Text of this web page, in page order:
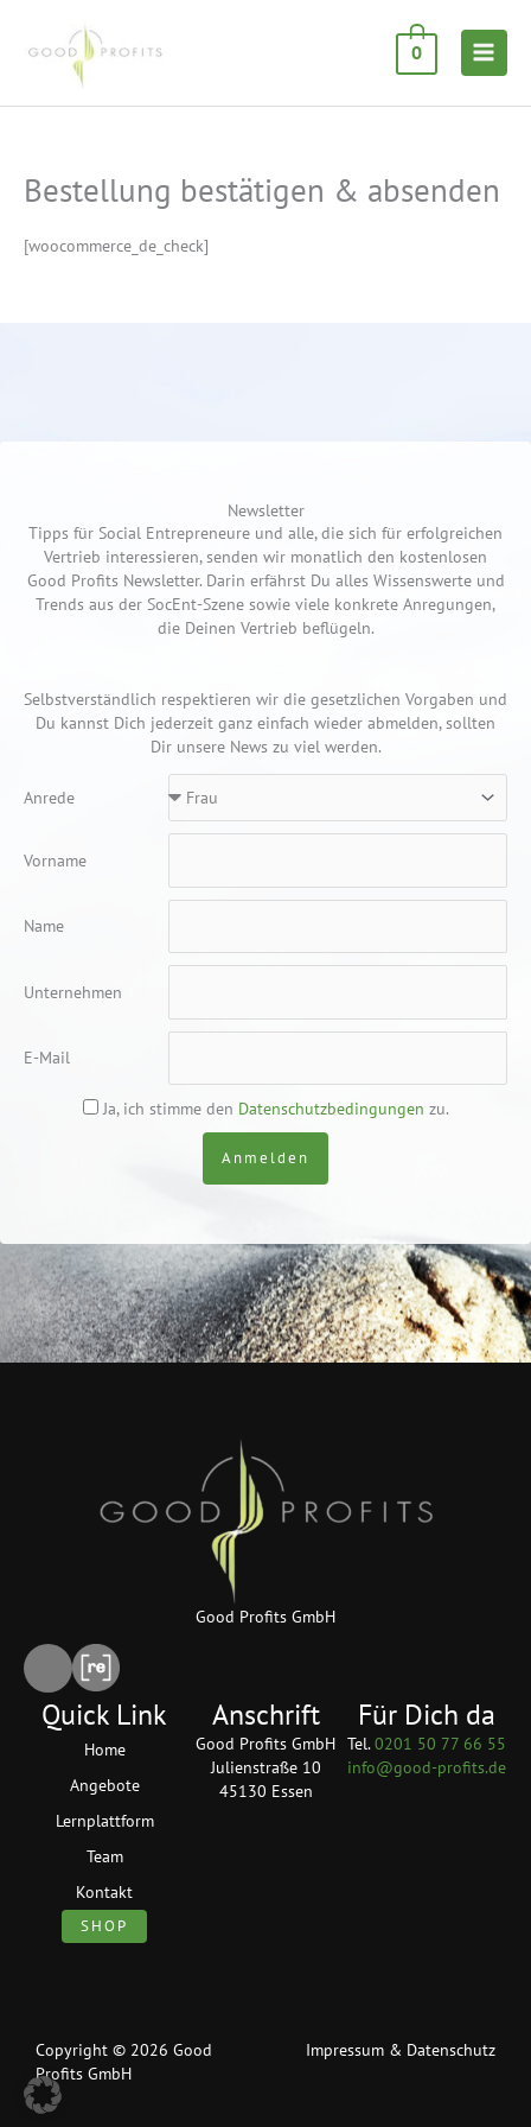
springen
0
Bestellung bestätigen & absenden
[woocommerce_de_check]
Newsletter
Tipps für Social Entrepreneure und alle, die sich für erfolgreichen
Vertrieb interessieren, senden wir monatlich den kostenlosen
Good Profits Newsletter. Darin erfährst Du alles Wissenswerte und
Trends aus der SocEnt-Szene sowie viele konkrete Anregungen,
die Deinen Vertrieb beflügeln.
Selbstverständlich respektieren wir die gesetzlichen Vorgaben und
Du kannst Dich jederzeit ganz einfach wieder abmelden, sollten
Dir unsere News zu viel werden.
Anrede
Vorname
Name
Unternehmen
E-Mail
Ja, ich stimme den Datenschutzbedingungen zu.
Anmelden
Good Profits GmbH
Quick Link
Home
Angebote
Lernplattform
Team
Kontakt
SHOP
Anschrift
Good Profits GmbH
Julienstraße 10
45130 Essen
Für Dich da
Tel.0201 50 77 66 55
info@good-profits.de
Copyright © 2026 Good
Profits GmbH
Impressum & Datenschutz